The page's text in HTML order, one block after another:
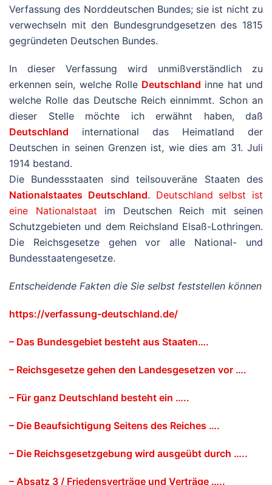
Verfassung des Norddeutschen Bundes; sie ist nicht zu
verwechseln mit den Bundesgrundgesetzen des 1815
gegründeten Deutschen Bundes.
In dieser Verfassung wird unmißverständlich zu
erkennen sein, welche Rolle Deutschland inne hat und
welche Rolle das Deutsche Reich einnimmt. Schon an
dieser Stelle möchte ich erwähnt haben, daß
Deutschland international das Heimatland der
Deutschen in seinen Grenzen ist, wie dies am 31. Juli
1914 bestand.
Die Bundessstaaten sind teilsouveräne Staaten des
Nationalstaates Deutschland. Deutschland selbst ist
eine Nationalstaat im Deutschen Reich mit seinen
Schutzgebieten und dem Reichsland Elsaß-Lothringen.
Die Reichsgesetze gehen vor alle National- und
Bundesstaatengesetze.
Entscheidende Fakten die Sie selbst feststellen können
https://verfassung-deutschland.de/
– Das Bundesgebiet besteht aus Staaten….
– Reichsgesetze gehen den Landesgesetzen vor ….
– Für ganz Deutschland besteht ein …..
– Die Beaufsichtigung Seitens des Reiches ….
– Die Reichsgesetzgebung wird ausgeübt durch …..
– Absatz 3 / Friedensverträge und Verträge …..